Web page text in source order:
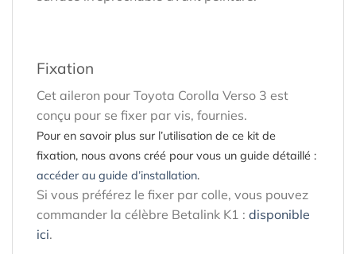
Fixation
Cet aileron pour Toyota Corolla Verso 3 est
conçu pour se fixer par vis, fournies.
Pour en savoir plus sur l’utilisation de ce kit de
fixation, nous avons créé pour vous un guide détaillé :
accéder au guide d’installation.
Si vous préférez le fixer par colle, vous pouvez
commander la célèbre Betalink K1 : disponible
ici.